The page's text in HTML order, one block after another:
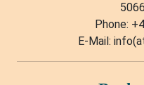
Phone:
E-Mail: